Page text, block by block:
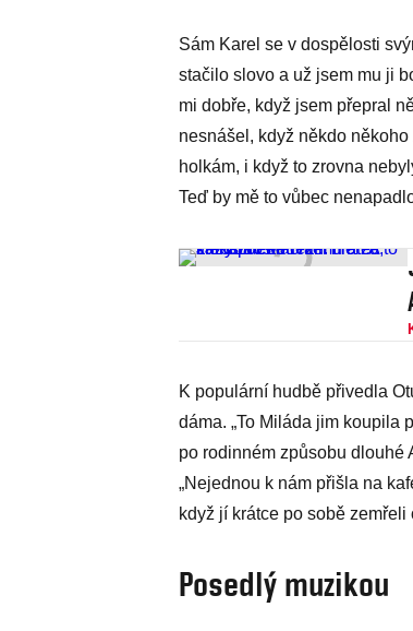
Sám Karel se v dospělosti
stačilo slovo a už jsem mu ji
mi dobře, když jsem přepral
nesnášel, když někdo
holkám, i když to zrovna
Teď by mě to vůbec
K populární hudbě přivedla
dáma. „To Miláda jim koupila
po rodinném způsobu dlouhé
„Nejednou k nám přišla na
když jí krátce po sobě zemřeli
Posedlý muzikou